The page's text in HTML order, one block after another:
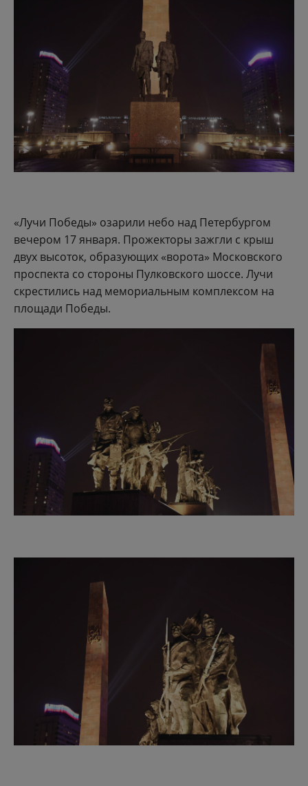
«Лучи Победы» озарили небо над Петербургом
вечером 17 января. Прожекторы зажгли с крыш
двух высоток, образующих «ворота» Московского
проспекта со стороны Пулковского шоссе. Лучи
скрестились над мемориальным комплексом на
площади Победы.